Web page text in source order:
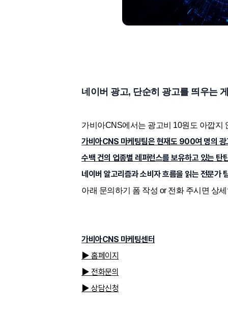
네이버 광고, 단순히 광고를 띄우는
가비아CNS에서는 광고비 10원도 아깝지
가비아CNS 마케팅팀은 현재도 900여 명의 광
수백 건의 업종별 레퍼런스를 보유하고 있는 탄
네이버 알고리즘과 소비자 흐름을 읽는 전문가
아래 문의하기 폼 작성 or 전화 주시면 상
가비아CNS 마케팅센터
▶ 홈페이지
▶ 전화문의
▶ 상담신청